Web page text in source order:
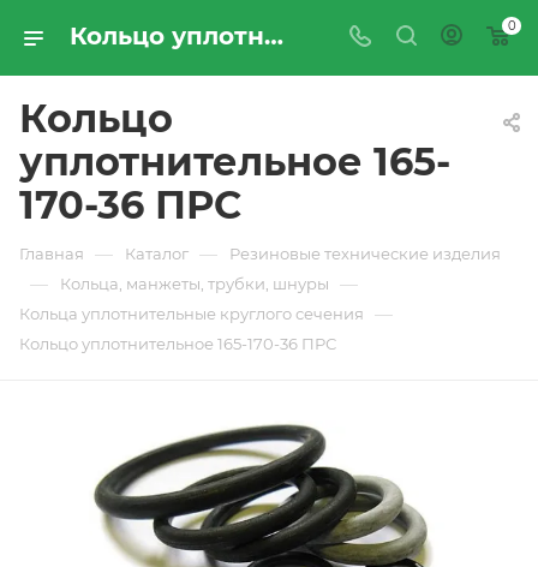
Кольцо уплотнительное 165-170-36 ПРС - купить по цене производителя с доставкой по Москве и России | ПРОМРЕСУРССЕРВИС 0
Кольцо
уплотнительное 165-
170-36 ПРС
Главная — Каталог — Резиновые технические изделия
— Кольца, манжеты, трубки, шнуры —
Кольца уплотнительные круглого сечения —
Кольцо уплотнительное 165-170-36 ПРС